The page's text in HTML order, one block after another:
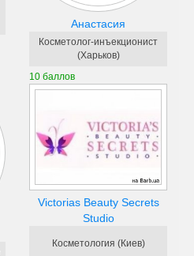
Анастасия
Косметолог-инъекционист
(Харьков)
10 баллов
Victorias Beauty Secrets
Studio
Косметология (Киев)